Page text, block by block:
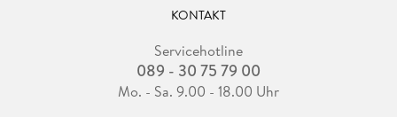
KONTAKT
Servicehotline
089 - 30 75 79 00
Mo. - Sa. 9.00 - 18.00 Uhr